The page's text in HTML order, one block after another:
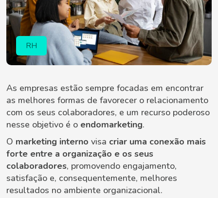
RH
As empresas estão sempre focadas em encontrar
as melhores formas de favorecer o relacionamento
com os seus colaboradores, e um recurso poderoso
nesse objetivo é o endomarketing.
O marketing interno visa criar uma conexão mais
forte entre a organização e os seus
colaboradores, promovendo engajamento,
satisfação e, consequentemente, melhores
resultados no ambiente organizacional.